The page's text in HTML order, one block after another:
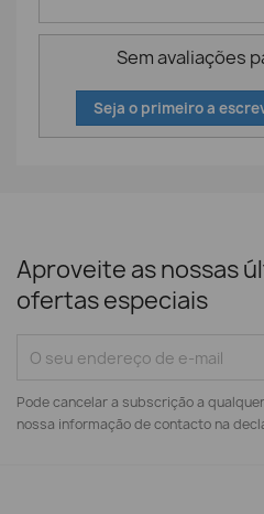
Sem avaliações
Seja o primeiro a
Aproveite as nossas
ofertas especiais
Pode cancelar a subscrição a
nossa informação de contacto na